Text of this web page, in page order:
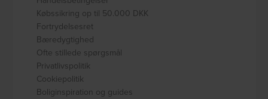
Købssikring op til 50.000 DKK
Fortrydelsesret
Bæredygtighed
Ofte stillede spørgsmål
Privatlivspolitik
Cookiepolitik
Boliginspiration og guides